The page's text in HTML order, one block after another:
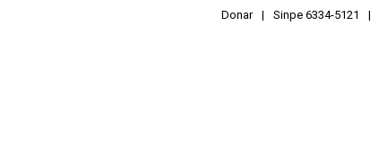
Donar Sinpe 6334-5121